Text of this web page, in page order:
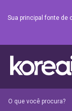
Sua principal fonte de